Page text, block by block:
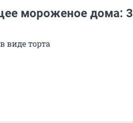
мороженое дома: 3
виде торта